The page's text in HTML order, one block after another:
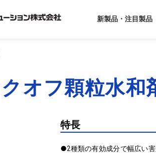
新製品・注目製品
オフ顆粒水和
特長
●2種類の有効成分で幅広い害